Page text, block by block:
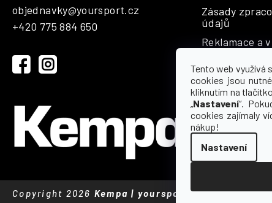
Tento web využívá
cookies jsou
kliknutím na
„Nastavení“.
cookies zajímaly
nákup!
Nastavení
objednavky@yoursport.cz
+420 775 884 650
Zásady
údajů
Reklamace a
Hodnocení
Kontakty a
Copyright 2026 Kempa | yoursport . Všechna